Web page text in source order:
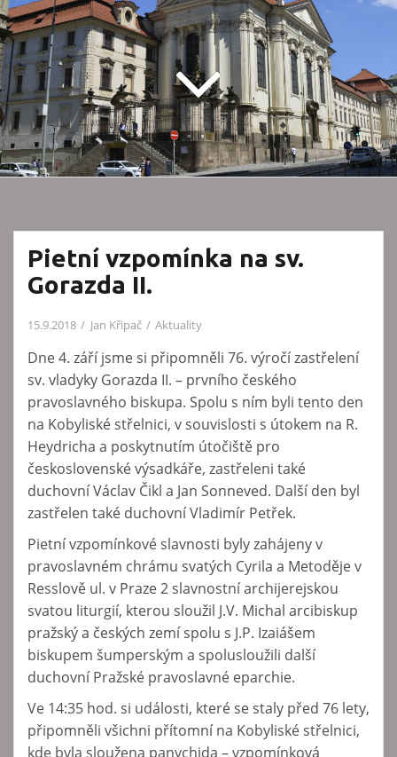
Pietní vzpomínka na sv.
Gorazda II.
15.9.2018 Jan Křipač Aktuality
Dne 4. září jsme si připomněli 76. výročí zastřelení
sv. vladyky Gorazda II. – prvního českého
pravoslavného biskupa. Spolu s ním byli tento den
na Kobyliské střelnici, v souvislosti s útokem na R.
Heydricha a poskytnutím útočiště pro
československé výsadkáře, zastřeleni také
duchovní Václav Čikl a Jan Sonneved. Další den byl
zastřelen také duchovní Vladimír Petřek.
Pietní vzpomínkové slavnosti byly zahájeny v
pravoslavném chrámu svatých Cyrila a Metoděje v
Resslově ul. v Praze 2 slavnostní archijerejskou
svatou liturgií, kterou sloužil J.V. Michal arcibiskup
pražský a českých zemí spolu s J.P. Izaiášem
biskupem šumperským a spolusloužili další
duchovní Pražské pravoslavné eparchie.
Ve 14:35 hod. si události, které se staly před 76 lety,
připomněli všichni přítomní na Kobyliské střelnici,
kde byla sloužena panychida – vzpomínková